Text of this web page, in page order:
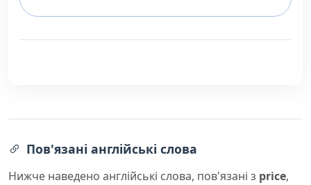
Пов'язані англійські слова
Нижче наведено англійські слова, пов'язані з price,